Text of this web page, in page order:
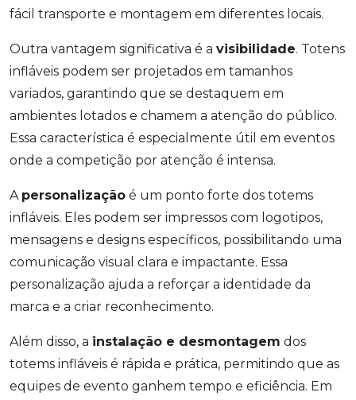
fácil transporte e montagem em diferentes locais.
Outra vantagem significativa é a visibilidade. Totens
infláveis podem ser projetados em tamanhos
variados, garantindo que se destaquem em
ambientes lotados e chamem a atenção do público.
Essa característica é especialmente útil em eventos
onde a competição por atenção é intensa.
A personalização é um ponto forte dos totems
infláveis. Eles podem ser impressos com logotipos,
mensagens e designs específicos, possibilitando uma
comunicação visual clara e impactante. Essa
personalização ajuda a reforçar a identidade da
marca e a criar reconhecimento.
Além disso, a instalação e desmontagem dos
totems infláveis é rápida e prática, permitindo que as
equipes de evento ganhem tempo e eficiência. Em